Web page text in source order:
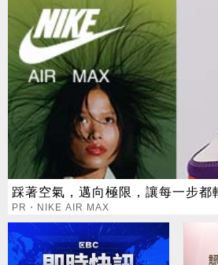
踩著空氣，邁向極限，讓每一步都
PR・NIKE AIR MAX